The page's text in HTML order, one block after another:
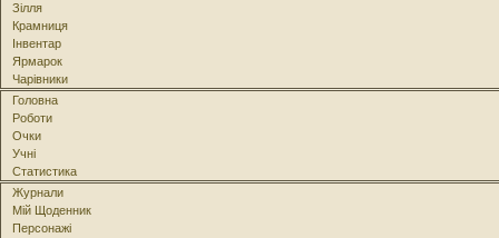
Зілля
Крамниця
Інвентар
Ярмарок
Чарівники
Головна
Роботи
Очки
Учні
Статистика
Журнали
Мій Щоденник
Персонажі